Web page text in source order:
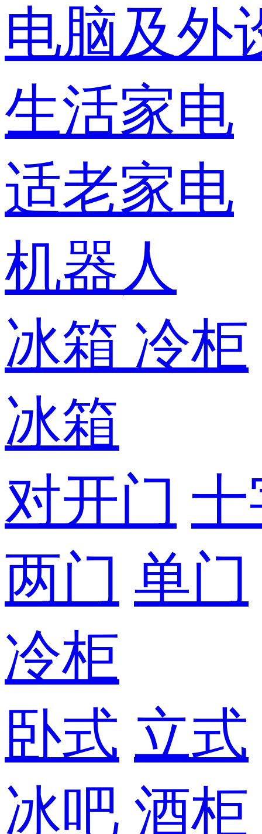
电脑及外
生活家电
适老家电
机器人
冰箱 冷柜
冰箱
对开门
两门 单门
冷柜
卧式 立式
冰吧 酒柜